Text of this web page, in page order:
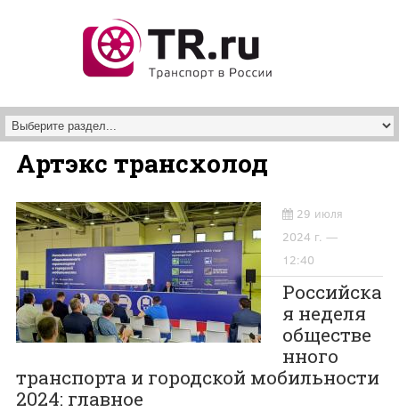
Артэкс трансхолод
29 июля
2024 г. —
12:40
Российска
я неделя
обществе
нного
транспорта и городской мобильности
2024: главное